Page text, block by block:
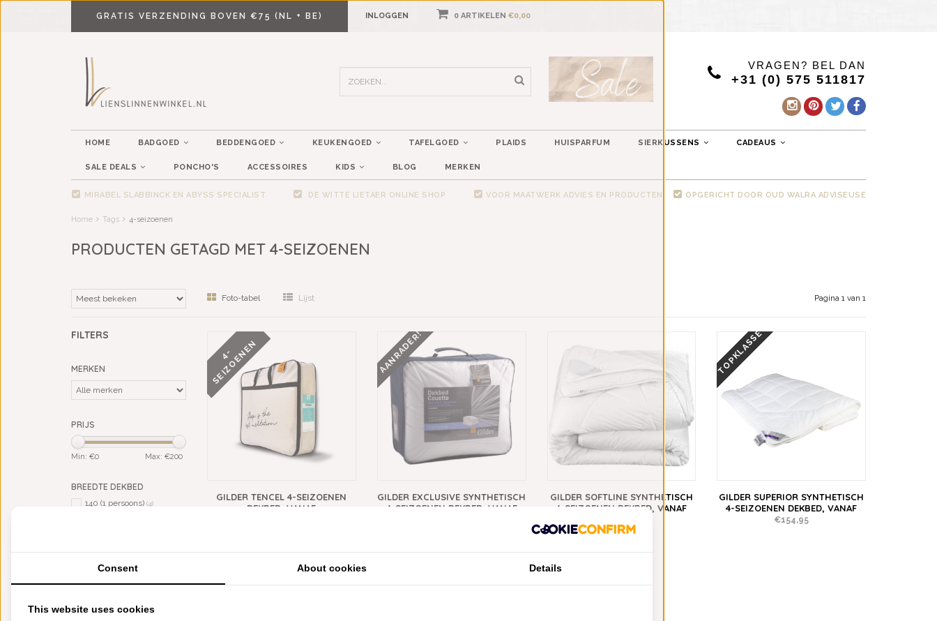
GRATIS VERZENDING BOVEN €75 (NL + BE) INLOGGEN 0 ARTIKELEN €0,00
VRAGEN? BEL DAN
+31 (0) 575 511817
HOME BADGOED BEDDENGOED KEUKENGOED TAFELGOED PLAIDS HUISPARFUM SIERKUSSENS CADEAUS
SALE DEALS PONCHO'S ACCESSOIRES KIDS BLOG MERKEN
MIRABEL SLABBINCK EN ABYSS SPECIALIST DE WITTE LIETAER ONLINE SHOP VOOR MAATWERK ADVIES EN PRODUCTEN OPGERICHT DOOR OUD WALRA ADVISEUSE
Home Tags 4-seizoenen
PRODUCTEN GETAGD MET 4-SEIZOENEN
Foto-tabel Lijst Pagina 1 van 1
FILTERS
MERKEN
PRIJS
Min: €0 Max: €200
BREEDTE DEKBED
140 (1 persoons) (4)
MATERIAAL
synthetisch(3)
4
-
S
E
I
Z
O
E
N
E
N
GILDER TENCEL 4-SEIZOENEN
DEKBED, VANAF
AANRADER!
GILDER EXCLUSIVE SYNTHETISCH
4-SEIZOENEN DEKBED, VANAF
GILDER SOFTLINE SYNTHETISCH
4-SEIZOENEN DEKBED, VANAF
TOPKLASSE
GILDER SUPERIOR SYNTHETISCH
4-SEIZOENEN DEKBED, VANAF
€154,95
Consent About cookies Details
This website uses cookies